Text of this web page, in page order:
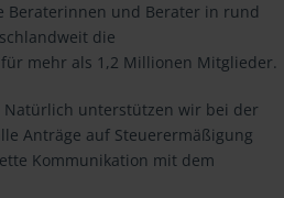
Beraterinnen und Berater in rund
die
mehr als 1,2 Millionen Mitglieder.
Natürlich unterstützen wir bei der
Anträge auf Steuerermäßigung
Kommunikation mit dem